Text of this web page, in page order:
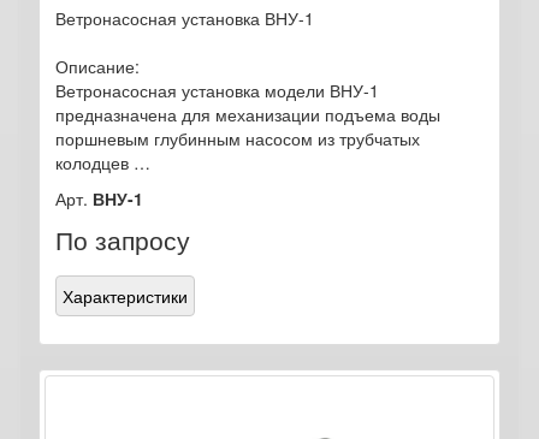
Ветронасосная установка ВНУ-1
Описание:
Ветронасосная установка модели ВНУ-1
предназначена для механизации подъема воды
поршневым глубинным насосом из трубчатых
колодцев …
Арт. ВНУ-1
По запросу
Характеристики